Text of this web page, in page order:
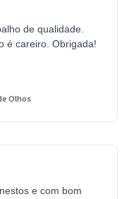
de qualidade.
é careiro. Obrigada!
Olhos
e com bom